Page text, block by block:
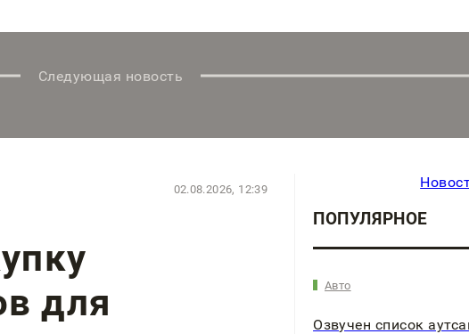
Следующая новость
02.08.2026, 12:39
для
ПОПУЛЯРНОЕ
Авто
Озвучен список